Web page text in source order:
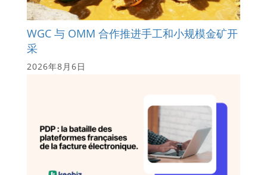
WGC 与 OMM 合作推进手工和小规模金矿开
采
2026年8月6日